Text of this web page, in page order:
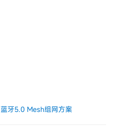
蓝牙5.0 Mesh组网方案